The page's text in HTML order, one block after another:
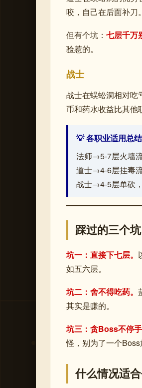
咬，自己在后面补刀
但有个坑： 七层千万
验惹的。
战士
战士在蜈蚣洞相对吃
币和药水收益比其他
💡 各职业适用总结
法师→5-7层火墙
道士→4-6层挂毒
战士→4-5层单砍
踩过的三个坑
坑一：直接下七层。
如五六层。
坑二：舍不得吃药。
其实是赚的。
坑三：贪Boss不停手
怪，别为了一个Boss
什么情况适